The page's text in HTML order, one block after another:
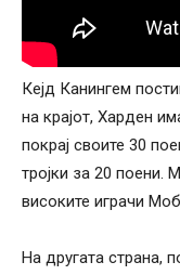
Кејд Канингем
на крајот, Харден
покрај своите 30
тројки за 20 поени.
високите играчи
На другата страна,